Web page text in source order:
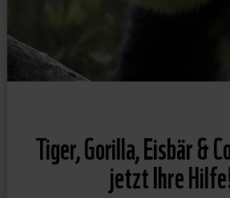
Tiger, Gorilla, Eisbär &
jetzt Ihre